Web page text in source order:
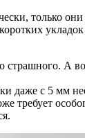
только они
укладок
страшного. А
даже с 5 мм
требует